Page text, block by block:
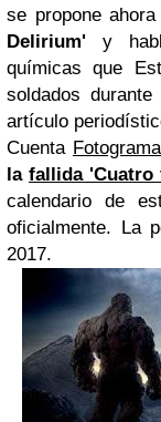
se propone ahora
Delirium' y
químicas que
soldados
artículo
Cuenta
la fallida 'Cuatro
calendario de
oficialmente. La
2017.